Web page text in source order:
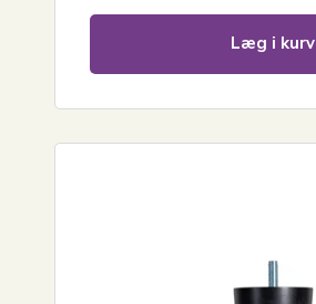
Læg i kurv